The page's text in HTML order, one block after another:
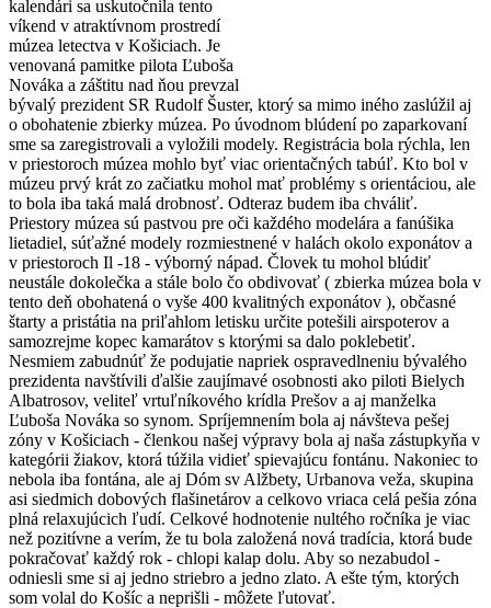
kalendári sa uskutočnila tento
víkend v atraktívnom prostredí
múzea letectva v Košiciach. Je
venovaná pamitke pilota Ľuboša
Nováka a záštitu nad ňou prevzal
bývalý prezident SR Rudolf Šuster, ktorý sa mimo iného zaslúžil aj
o obohatenie zbierky múzea. Po úvodnom blúdení po zaparkovaní
sme sa zaregistrovali a vyložili modely. Registrácia bola rýchla, len
v priestoroch múzea mohlo byť viac orientačných tabúľ. Kto bol v
múzeu prvý krát zo začiatku mohol mať problémy s orientáciou, ale
to bola iba taká malá drobnosť. Odteraz budem iba chváliť.
Priestory múzea sú pastvou pre oči každého modelára a fanúšika
lietadiel, súťažné modely rozmiestnené v halách okolo exponátov a
v priestoroch Il -18 - výborný nápad. Človek tu mohol blúdiť
neustále dokolečka a stále bolo čo obdivovať ( zbierka múzea bola v
tento deň obohatená o vyše 400 kvalitných exponátov ), občasné
štarty a pristátia na priľahlom letisku určite potešili airspoterov a
samozrejme kopec kamarátov s ktorými sa dalo poklebetiť.
Nesmiem zabudnúť že podujatie napriek ospravedlneniu bývalého
prezidenta navštívili ďalšie zaujímavé osobnosti ako piloti Bielych
Albatrosov, veliteľ vrtuľníkového krídla Prešov a aj manželka
Ľuboša Nováka so synom. Spríjemnením bola aj návšteva pešej
zóny v Košiciach - členkou našej výpravy bola aj naša zástupkyňa v
kategórii žiakov, ktorá túžila vidieť spievajúcu fontánu. Nakoniec to
nebola iba fontána, ale aj Dóm sv Alžbety, Urbanova veža, skupina
asi siedmich dobových flašinetárov a celkovo vriaca celá pešia zóna
plná relaxujúcich ľudí. Celkové hodnotenie nultého ročníka je viac
než pozitívne a verím, že tu bola založená nová tradícia, ktorá bude
pokračovať každý rok - chlopi kalap dolu. Aby so nezabudol -
odniesli sme si aj jedno striebro a jedno zlato. A ešte tým, ktorých
som volal do Košíc a neprišli - môžete ľutovať.